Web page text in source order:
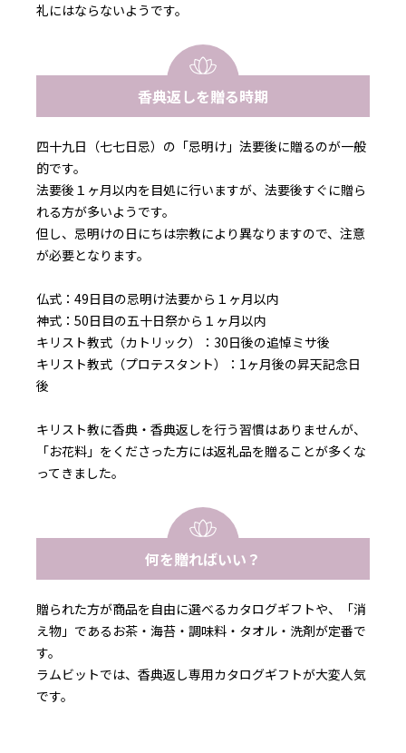
礼にはならないようです。
香典返しを贈る時期
四十九日（七七日忌）の「忌明け」法要後に贈るのが一般
的です。
法要後１ヶ月以内を目処に行いますが、法要後すぐに贈ら
れる方が多いようです。
但し、忌明けの日にちは宗教により異なりますので、注意
が必要となります。
仏式：49日目の忌明け法要から１ヶ月以内
神式：50日目の五十日祭から１ヶ月以内
キリスト教式（カトリック）：30日後の追悼ミサ後
キリスト教式（プロテスタント）：1ヶ月後の昇天記念日
後
キリスト教に香典・香典返しを行う習慣はありませんが、
「お花料」をくださった方には返礼品を贈ることが多くな
ってきました。
何を贈ればいい？
贈られた方が商品を自由に選べるカタログギフトや、「消
え物」であるお茶・海苔・調味料・タオル・洗剤が定番で
す。
ラムビットでは、香典返し専用カタログギフトが大変人気
です。